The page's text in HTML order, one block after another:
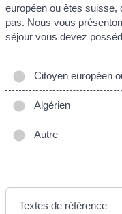
européen ou êtes suisse,
pas. Nous vous
séjour vous devez
Citoyen européen
Algérien
Autre
Textes de référence